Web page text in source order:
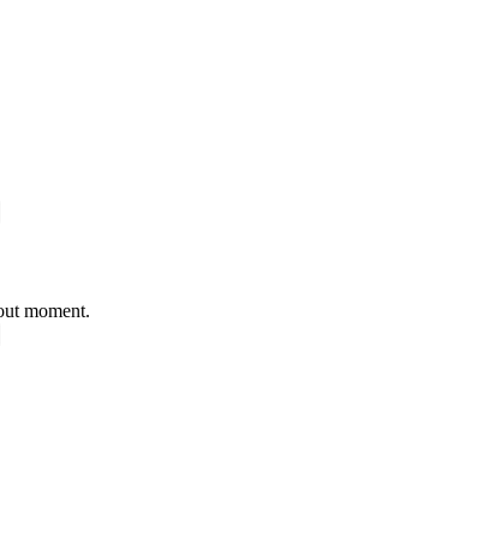
moment.